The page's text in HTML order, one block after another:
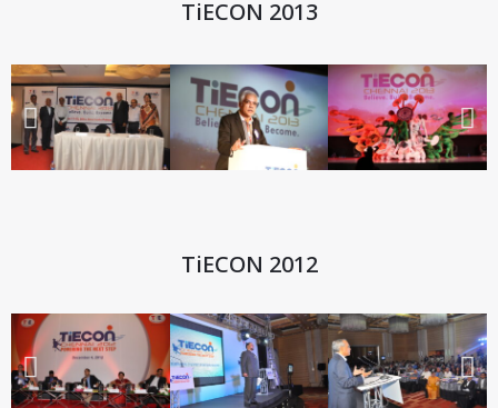
TiECON 2013
TiECON 2012